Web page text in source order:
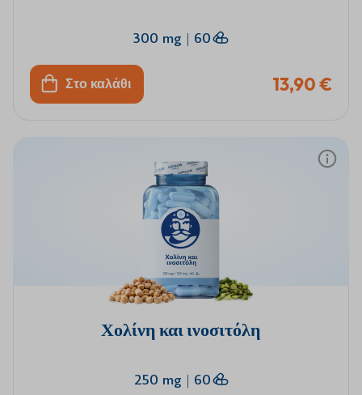
300 mg | 60
Στο καλάθι 13,90 €
Χολίνη και ινοσιτόλη
250 mg | 60